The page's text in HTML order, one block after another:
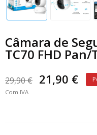
Câmara de
TC70 FHD
29,90 € 21,90 €
Com IVA